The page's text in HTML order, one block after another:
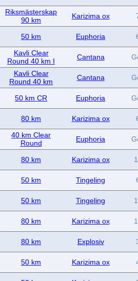
Riksmästerskap
90 km
Karizima ox
50 km Euphoria
Kavli Clear
Round 40 km I
Cantana
Kavli Clear
Round 40 km
Cantana
50 km CR Euphoria
80 km Karizima ox
40 km Clear
Round
Euphoria
80 km Karizima ox
50 km Tingeling
50 km Tingeling
80 km Karizima ox
80 km Explosiv
50 km Karizima ox